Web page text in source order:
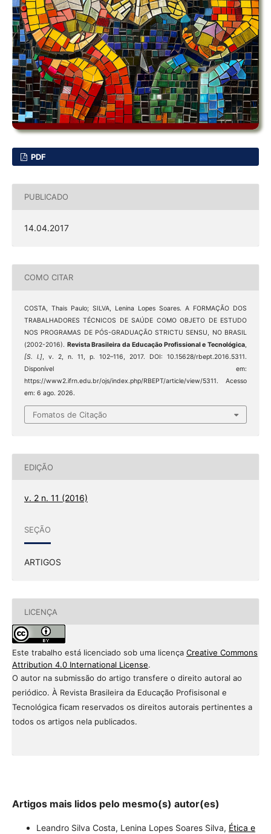
PDF
PUBLICADO
14.04.2017
COMO CITAR
COSTA, Thais Paulo; SILVA, Lenina Lopes Soares. A FORMAÇÃO DOS
TRABALHADORES TÉCNICOS DE SAÚDE COMO OBJETO DE ESTUDO
NOS PROGRAMAS DE PÓS-GRADUAÇÃO STRICTU SENSU, NO BRASIL
(2002-2016). Revista Brasileira da Educação Profissional e Tecnológica,
[S. l.], v. 2, n. 11, p. 102–116, 2017. DOI: 10.15628/rbept.2016.5311.
Disponível em:
https://www2.ifrn.edu.br/ojs/index.php/RBEPT/article/view/5311. Acesso
em: 6 ago. 2026.
Fomatos de Citação
EDIÇÃO
v. 2 n. 11 (2016)
SEÇÃO
ARTIGOS
LICENÇA
Este trabalho está licenciado sob uma licença Creative Commons
Attribution 4.0 International License.
O autor na submissão do artigo transfere o direito autoral ao
periódico. À Revista Brasileira da Educação Profisisonal e
Tecnológica ficam reservados os direitos autorais pertinentes a
todos os artigos nela publicados.
Artigos mais lidos pelo mesmo(s) autor(es)
Leandro Silva Costa, Lenina Lopes Soares Silva, Ética e